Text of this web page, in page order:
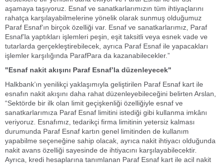
aşamaya taşıyoruz. Esnaf ve sanatkarlarımızın tüm ihtiyaçlarını
rahatça karşılayabilmelerine yönelik olarak sunmuş olduğumuz
Paraf Esnaf’ın birçok özelliği var. Esnaf ve sanatkarlarımız, Paraf
Esnaf’la yaptıkları işlemleri peşin, eşit taksitli veya esnek vade ve
tutarlarda gerçekleştirebilecek, ayrıca Paraf Esnaf ile yapacakları
işlemler karşılığında ParafPara da kazanabilecekler.”
"Esnaf nakit akışını Paraf Esnaf’la düzenleyecek"
Halkbank’ın yenilikçi yaklaşımıyla geliştirilen Paraf Esnaf kart ile
esnafın nakit akışını daha rahat düzenleyebileceğini belirten Arslan,
“Sektörde bir ilk olan limit geçişkenliği özelliğiyle esnaf ve
sanatkarlarımıza Paraf Esnaf limitini istediği gibi kullanma imkânı
veriyoruz. Esnafımız, tedarikçi firma limitinin yetersiz kalması
durumunda Paraf Esnaf kartın genel limitinden de kullanım
yapabilme seçeneğine sahip olacak, ayrıca nakit ihtiyacı olduğunda
nakit avans özelliği sayesinde de ihtiyacını karşılayabilecektir.
Ayrıca, kredi hesaplarına tanımlanan Paraf Esnaf kart ile acil nakit